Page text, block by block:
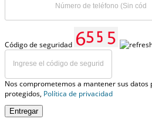
Código de seguridad
Nos comprometemos a mantener sus datos
protegidos, Política de privacidad
Entregar